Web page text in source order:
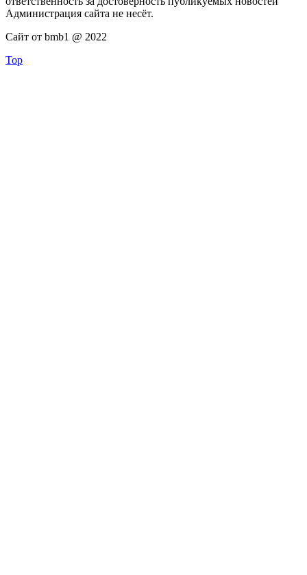
Администрация сайта не несёт.
Сайт от bmb1 @ 2022
Top